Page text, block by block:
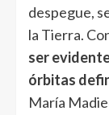
despegue,
la Tierra.
ser
órbitas
María